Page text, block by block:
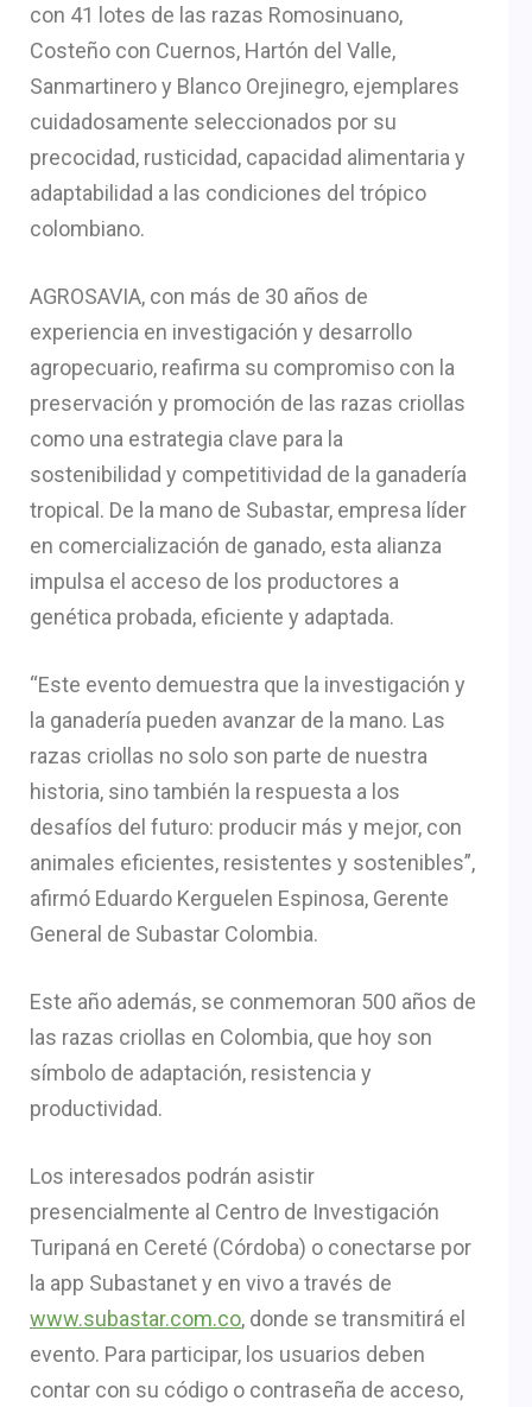
con 41 lotes de las razas Romosinuano,
Costeño con Cuernos, Hartón del Valle,
Sanmartinero y Blanco Orejinegro, ejemplares
cuidadosamente seleccionados por su
precocidad, rusticidad, capacidad alimentaria y
adaptabilidad a las condiciones del trópico
colombiano.
AGROSAVIA, con más de 30 años de
experiencia en investigación y desarrollo
agropecuario, reafirma su compromiso con la
preservación y promoción de las razas criollas
como una estrategia clave para la
sostenibilidad y competitividad de la ganadería
tropical. De la mano de Subastar, empresa líder
en comercialización de ganado, esta alianza
impulsa el acceso de los productores a
genética probada, eficiente y adaptada.
“Este evento demuestra que la investigación y
la ganadería pueden avanzar de la mano. Las
razas criollas no solo son parte de nuestra
historia, sino también la respuesta a los
desafíos del futuro: producir más y mejor, con
animales eficientes, resistentes y sostenibles”,
afirmó Eduardo Kerguelen Espinosa, Gerente
General de Subastar Colombia.
Este año además, se conmemoran 500 años de
las razas criollas en Colombia, que hoy son
símbolo de adaptación, resistencia y
productividad.
Los interesados podrán asistir
presencialmente al Centro de Investigación
Turipaná en Cereté (Córdoba) o conectarse por
la app Subastanet y en vivo a través de
www.subastar.com.co, donde se transmitirá el
evento. Para participar, los usuarios deben
contar con su código o contraseña de acceso,